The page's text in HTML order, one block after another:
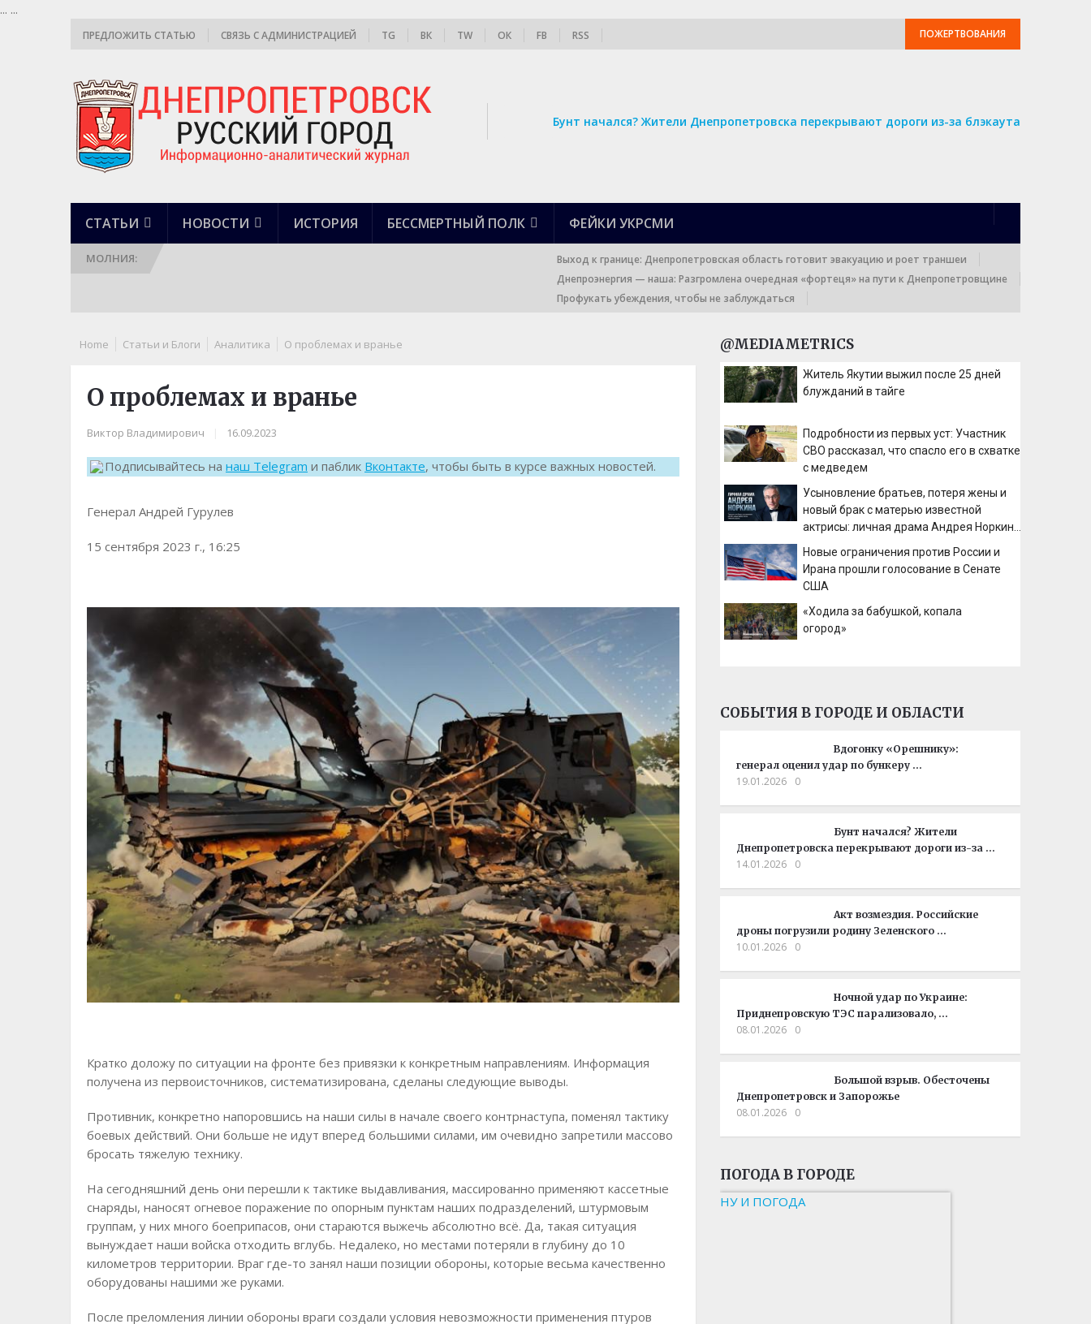
... ...
ПРЕДЛОЖИТЬ СТАТЬЮ СВЯЗЬ С АДМИНИСТРАЦИЕЙ TG ВК TW ОК FB RSS ПОЖЕРТВОВАНИЯ
Бунт начался? Жители Днепропетровска перекрывают дороги из-за блэкаута
СТАТЬИ НОВОСТИ ИСТОРИЯ БЕССМЕРТНЫЙ ПОЛК ФЕЙКИ УКРСМИ
МОЛНИЯ:
Выход к границе: Днепропетровская область готовит эвакуацию и роет траншеи
Днепроэнергия — наша: Разгромлена очередная «фортеця» на пути к Днепропетровщине
Профукать убеждения, чтобы не заблуждаться
Home Статьи и Блоги Аналитика О проблемах и вранье
О проблемах и вранье
Виктор Владимирович 16.09.2023
Подписывайтесь на наш Telegram и паблик Вконтакте, чтобы быть в курсе важных новостей.
Генерал Андрей Гурулев
15 сентября 2023 г., 16:25
Кратко доложу по ситуации на фронте без привязки к конкретным направлениям. Информация
получена из первоисточников, систематизирована, сделаны следующие выводы.
Противник, конкретно напоровшись на наши силы в начале своего контрнаступа, поменял тактику
боевых действий. Они больше не идут вперед большими силами, им очевидно запретили массово
бросать тяжелую технику.
На сегодняшний день они перешли к тактике выдавливания, массированно применяют кассетные
снаряды, наносят огневое поражение по опорным пунктам наших подразделений, штурмовым
группам, у них много боеприпасов, они стараются выжечь абсолютно всё. Да, такая ситуация
вынуждает наши войска отходить вглубь. Недалеко, но местами потеряли в глубину до 10
километров территории. Враг где-то занял наши позиции обороны, которые весьма качественно
оборудованы нашими же руками.
После преломления линии обороны враги создали условия невозможности применения птуров
@MEDIAMETRICS
Житель Якутии выжил после 25 дней
блужданий в тайге
Подробности из первых уст: Участник
СВО рассказал, что спасло его в схватке
с медведем
Усыновление братьев, потеря жены и
новый брак с матерью известной
актрисы: личная драма Андрея Норкина
Новые ограничения против России и
Ирана прошли голосование в Сенате
США
«Ходила за бабушкой, копала
огород»
СОБЫТИЯ В ГОРОДЕ И ОБЛАСТИ
Вдогонку «Орешнику»:
генерал оценил удар по бункеру …
19.01.2026 0
Бунт начался? Жители
Днепропетровска перекрывают дороги из-за …
14.01.2026 0
Акт возмездия. Российские
дроны погрузили родину Зеленского …
10.01.2026 0
Ночной удар по Украине:
Приднепровскую ТЭС парализовало, …
08.01.2026 0
Большой взрыв. Обесточены
Днепропетровск и Запорожье
08.01.2026 0
ПОГОДА В ГОРОДЕ
НУ И ПОГОДА